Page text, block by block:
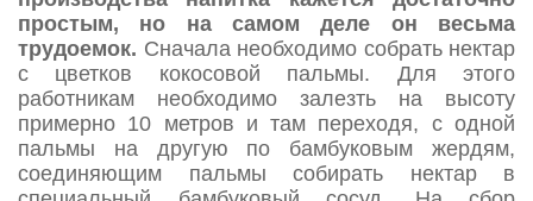
простым, но на самом деле он весьма
трудоемок. Сначала необходимо собрать нектар
с цветков кокосовой пальмы. Для этого
работникам необходимо залезть на высоту
примерно 10 метров и там переходя, с одной
пальмы на другую по бамбуковым жердям,
соединяющим пальмы собирать нектар в